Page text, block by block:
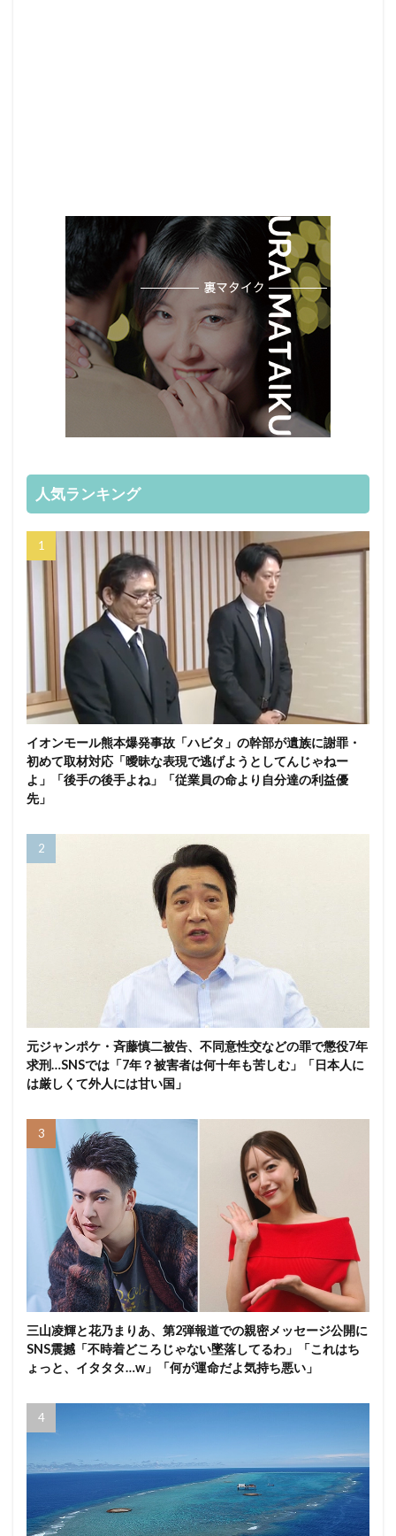
人気ランキング
イオンモール熊本爆発事故「ハビタ」の幹部が遺族に謝罪・
初めて取材対応「曖昧な表現で逃げようとしてんじゃねー
よ」「後手の後手よね」「従業員の命より自分達の利益優
先」
元ジャンポケ・斉藤慎二被告、不同意性交などの罪で懲役7年
求刑…SNSでは「7年？被害者は何十年も苦しむ」「日本人に
は厳しくて外人には甘い国」
三山凌輝と花乃まりあ、第2弾報道での親密メッセージ公開に
SNS震撼「不時着どころじゃない墜落してるわ」「これはち
ょっと、イタタタ…w」「何が運命だよ気持ち悪い」